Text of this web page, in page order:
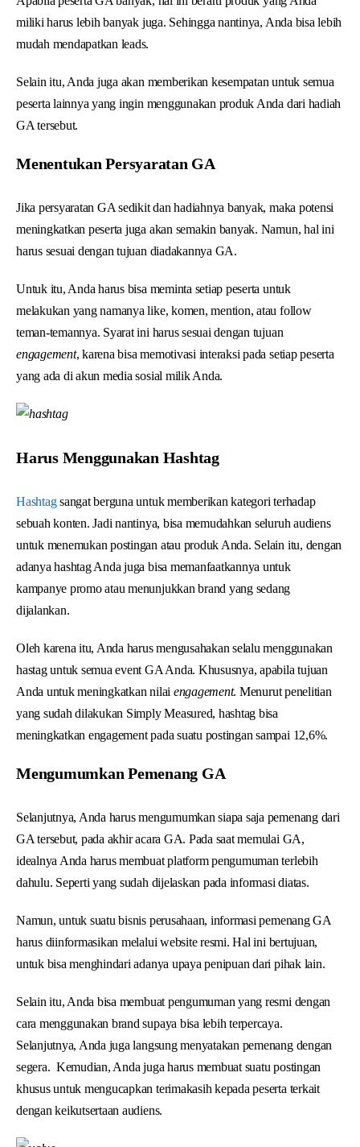
miliki harus lebih banyak juga. Sehingga nantinya, Anda bisa lebih
mudah mendapatkan leads.
Selain itu, Anda juga akan memberikan kesempatan untuk semua
peserta lainnya yang ingin menggunakan produk Anda dari hadiah
GA tersebut.
Menentukan Persyaratan GA
Jika persyaratan GA sedikit dan hadiahnya banyak, maka potensi
meningkatkan peserta juga akan semakin banyak. Namun, hal ini
harus sesuai dengan tujuan diadakannya GA.
Untuk itu, Anda harus bisa meminta setiap peserta untuk
melakukan yang namanya like, komen, mention, atau follow
teman-temannya. Syarat ini harus sesuai dengan tujuan
engagement, karena bisa memotivasi interaksi pada setiap peserta
yang ada di akun media sosial milik Anda.
Harus Menggunakan Hashtag
Hashtagsangat berguna untuk memberikan kategori terhadap
sebuah konten. Jadi nantinya, bisa memudahkan seluruh audiens
untuk menemukan postingan atau produk Anda. Selain itu, dengan
adanya hashtag Anda juga bisa memanfaatkannya untuk
kampanye promo atau menunjukkan brand yang sedang
dijalankan.
Oleh karena itu, Anda harus mengusahakan selalu menggunakan
hastag untuk semua event GA Anda. Khususnya, apabila tujuan
Anda untuk meningkatkan nilai engagement. Menurut penelitian
yang sudah dilakukan Simply Measured, hashtag bisa
meningkatkan engagement pada suatu postingan sampai 12,6%.
Mengumumkan Pemenang GA
Selanjutnya, Anda harus mengumumkan siapa saja pemenang dari
GA tersebut, pada akhir acara GA. Pada saat memulai GA,
idealnya Anda harus membuat platform pengumuman terlebih
dahulu. Seperti yang sudah dijelaskan pada informasi diatas.
Namun, untuk suatu bisnis perusahaan, informasi pemenang GA
harus diinformasikan melalui website resmi. Hal ini bertujuan,
untuk bisa menghindari adanya upaya penipuan dari pihak lain.
Selain itu, Anda bisa membuat pengumuman yang resmi dengan
cara menggunakan brand supaya bisa lebih terpercaya.
Selanjutnya, Anda juga langsung menyatakan pemenang dengan
segera. Kemudian, Anda juga harus membuat suatu postingan
khusus untuk mengucapkan terimakasih kepada peserta terkait
dengan keikutsertaan audiens.